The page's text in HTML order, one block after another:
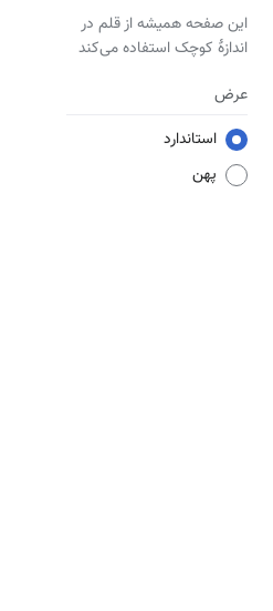
این صفحه همیشه از قلم در
اندازهٔ کوچک استفاده می‌کند
عرض
استاندارد
پهن